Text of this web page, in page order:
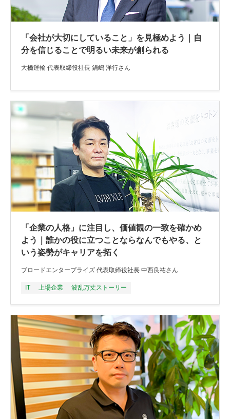
「会社が大切にしていること」を見極めよう｜自
分を信じることで明るい未来が創られる
大橋運輸 代表取締役社長 鍋嶋 洋行さん
「企業の人格」に注目し、価値観の一致を確かめ
よう｜誰かの役に立つことならなんでもやる、と
いう姿勢がキャリアを拓く
ブロードエンタープライズ 代表取締役社長 中西良祐さん
IT 上場企業 波乱万丈ストーリー